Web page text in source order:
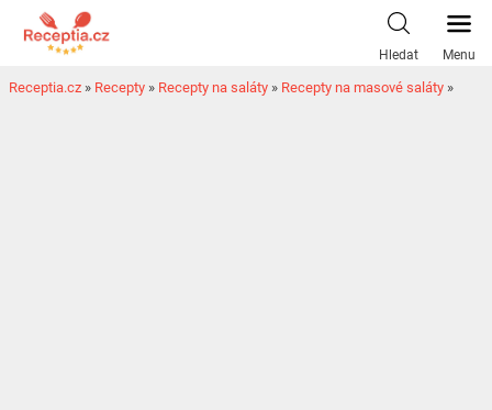
Hledat Menu
Receptia.cz » Recepty » Recepty na saláty » Recepty na masové saláty »